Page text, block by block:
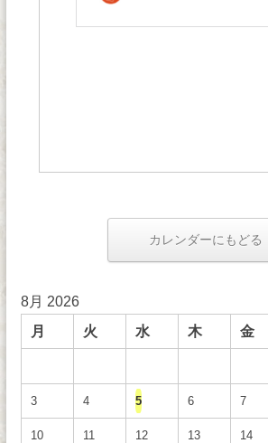
カレンダーにもどる
8月 2026
月
火 水 木 金
3 4 5 6 7
10 11 12 13 14